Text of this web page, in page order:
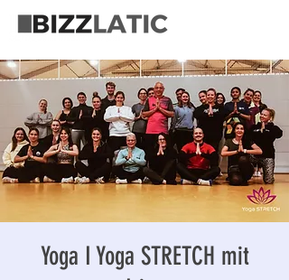
Yoga I Yoga STRETCH mit